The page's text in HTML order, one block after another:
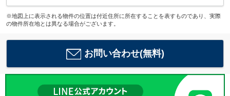
※地図上に表示される物件の位置は付近住所に所在することを表すものであり、実際
の物件所在地とは異なる場合がございます。
お問い合わせ(無料)